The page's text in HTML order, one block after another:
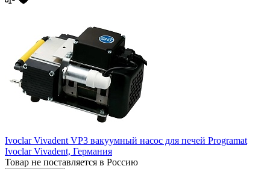
Ivoclar Vivadent VP3 вакуумный насос для печей Programat
Ivoclar Vivadent, Германия
Товар не поставляется в Россию